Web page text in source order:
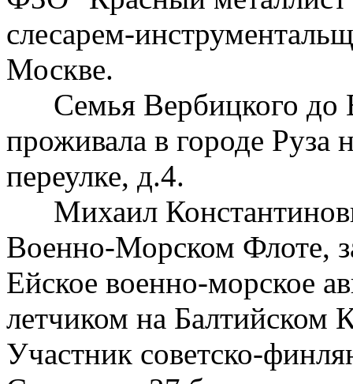
слесарем-
Москве.
Семья Вербицкого до
проживала в городе Руза
переулке, д.4.
Михаил
Военно-Морском Флоте,
Ейское военно-морское
летчиком на Балтийском
Участник советско-